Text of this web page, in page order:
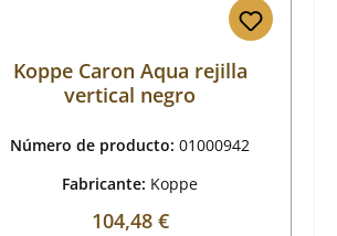
Koppe Caron Aqua rejilla
vertical negro
Número de producto: 01000942
Fabricante: Koppe
Precio normal:
104,48 €